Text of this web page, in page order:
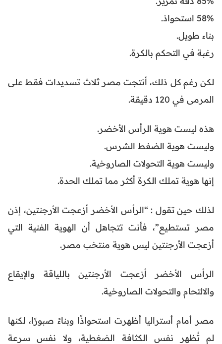
58% استحواذ.
بناء طويل.
رغبة في التحكم بالكرة.
لكن رغم كل ذلك، أنتجت مصر ثلاث تسديدات فقط على
المرمى في 120 دقيقة.
هذه ليست هوية الرأس الأخضر.
وليست هوية الضغط الشرس.
وليست هوية التحولات الصاروخية.
إنها هوية تملك الكرة أكثر مما تملك الحدة.
لذلك حين تقول : “الرأس الأخضر أزعجت الأرجنتين، إذن
مصر تستطيع”، فأنت تتجاهل أن الهوية الفنية التي
أزعجت الأرجنتين ليس هوية منتخب مصر.
الرأس الأخضر أزعجت الأرجنتين باللياقة والإيقاع
والالتحام والتحولات الصاروخية.
مصر أمام أستراليا أظهرت استحواذًا وبناءً صبورًا، لكنها
لم تُظهر نفس الكثافة الضغطية، ولا نفس سرعة